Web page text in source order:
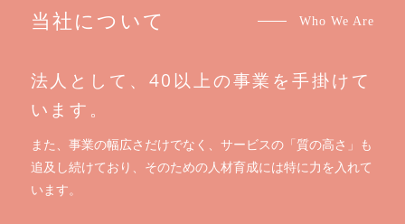
当社について Who We Are
法人として、40以上の事業を手掛けて
います。
また、事業の幅広さだけでなく、サービスの「質の高さ」も
追及し続けており、そのための人材育成には特に力を入れて
います。